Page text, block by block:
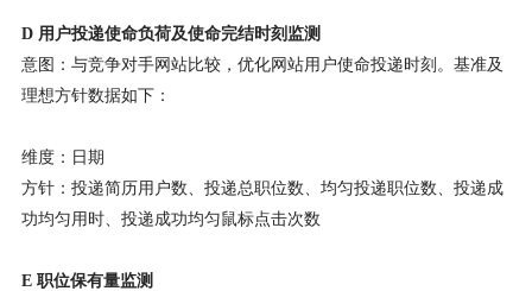
D 用户投递使命负荷及使命完结时刻监测
意图：与竞争对手网站比较，优化网站用户使命投递时刻。基准及
理想方针数据如下：
维度：日期
方针：投递简历用户数、投递总职位数、均匀投递职位数、投递成
功均匀用时、投递成功均匀鼠标点击次数
E 职位保有量监测